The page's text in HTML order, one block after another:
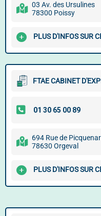
03 Av. des Ursulines
78300 Poissy
PLUS D'INFOS SUR
FTAE CABINET
694 Rue de
78630 Orgeval
PLUS D'INFOS SUR